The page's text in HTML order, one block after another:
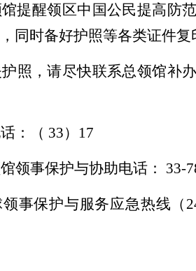
提醒领区中国公民提高防
同时备好护照等各类证件
照，请尽快联系总领馆补
：（ 33）17
领事保护与协助电话： 33-
事保护与服务应急热线（